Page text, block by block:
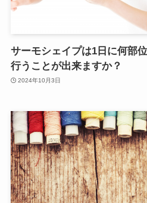
サーモシェイプは1日に何部
行うことが出来ますか？
2024年10月3日